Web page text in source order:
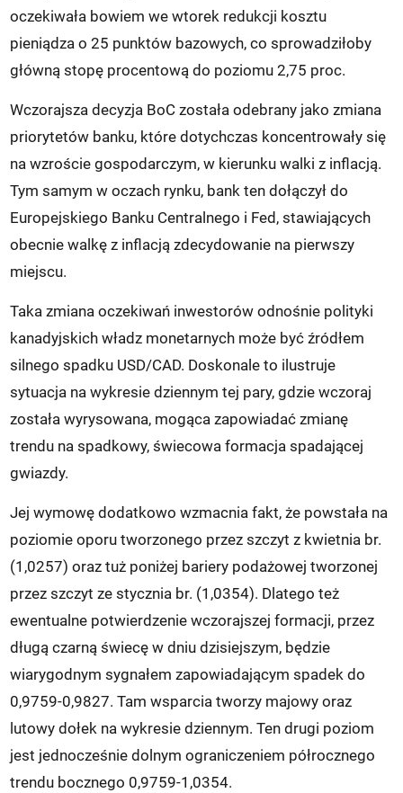
oczekiwała bowiem we wtorek redukcji kosztu
pieniądza o 25 punktów bazowych, co sprowadziłoby
główną stopę procentową do poziomu 2,75 proc.
Wczorajsza decyzja BoC została odebrany jako zmiana
priorytetów banku, które dotychczas koncentrowały się
na wzroście gospodarczym, w kierunku walki z inflacją.
Tym samym w oczach rynku, bank ten dołączył do
Europejskiego Banku Centralnego i Fed, stawiających
obecnie walkę z inflacją zdecydowanie na pierwszy
miejscu.
Taka zmiana oczekiwań inwestorów odnośnie polityki
kanadyjskich władz monetarnych może być źródłem
silnego spadku USD/CAD. Doskonale to ilustruje
sytuacja na wykresie dziennym tej pary, gdzie wczoraj
została wyrysowana, mogąca zapowiadać zmianę
trendu na spadkowy, świecowa formacja spadającej
gwiazdy.
Jej wymowę dodatkowo wzmacnia fakt, że powstała na
poziomie oporu tworzonego przez szczyt z kwietnia br.
(1,0257) oraz tuż poniżej bariery podażowej tworzonej
przez szczyt ze stycznia br. (1,0354). Dlatego też
ewentualne potwierdzenie wczorajszej formacji, przez
długą czarną świecę w dniu dzisiejszym, będzie
wiarygodnym sygnałem zapowiadającym spadek do
0,9759-0,9827. Tam wsparcia tworzy majowy oraz
lutowy dołek na wykresie dziennym. Ten drugi poziom
jest jednocześnie dolnym ograniczeniem półrocznego
trendu bocznego 0,9759-1,0354.